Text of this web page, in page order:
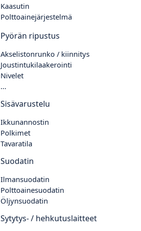
Kaasutin
Polttoainejärjestelmä
Pyörän ripustus
Akselistonrunko / kiinnitys
Joustintukilaakerointi
Nivelet
...
Sisävarustelu
Ikkunannostin
Polkimet
Tavaratila
Suodatin
Ilmansuodatin
Polttoainesuodatin
Öljynsuodatin
Sytytys- / hehkutuslaitteet